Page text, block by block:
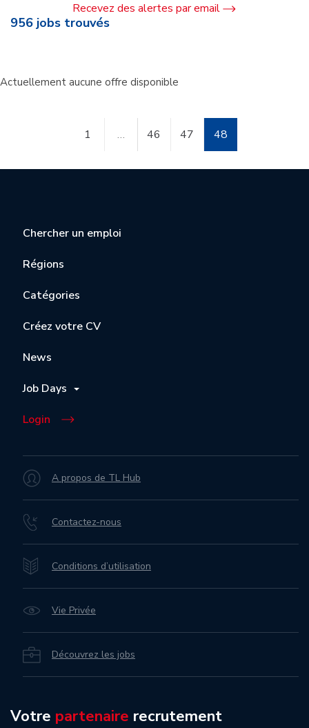
Recevez des alertes par email
956 jobs trouvés
Actuellement aucune offre disponible
1 … 46 47 48
Chercher un emploi
Régions
Catégories
Créez votre CV
News
Job Days
Login
A propos de TL Hub
Contactez-nous
Conditions d’utilisation
Vie Privée
Découvrez les jobs
Votre partenaire recrutement